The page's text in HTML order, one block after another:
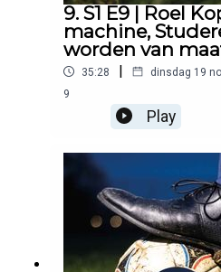
9. S1 E9 | Roel
machine,
worden van
35:28 | dinsdag 19
9
Play